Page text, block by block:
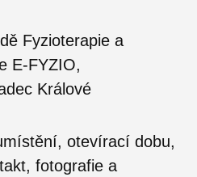
Fyzioterapie a
E-FYZIO,
Králové
otevírací dobu,
fotografie a